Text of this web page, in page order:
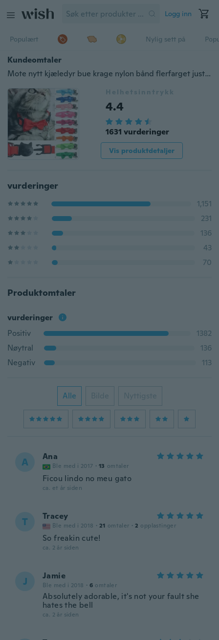
Logg inn
Populært Nylig sett på
Kundeomtaler
Mote nytt kjæledyr bue krage nylon bånd flerfarget justerbar med bjeller kjæledyr smykker katt krage sikkerhet spenne （9 farger）
Helhetsinntrykk
4.4
1631 vurderinger
Vis produktdetaljer
vurderinger
1,151
231
136
43
70
Produktomtaler
vurderinger
Positiv
1382
Nøytral
136
Negativ
113
Alle Bilde Nyttigste
A Ana
Ble med i 2017 · 13 omtaler
Ficou lindo no meu gato
ca. et år siden
T Tracey
Ble med i 2018 · 21 omtaler · 2 opplastinger
So freakin cute!
ca. 2 år siden
J Jamie
Ble med i 2018 · 6 omtaler
Absolutely adorable, it's not your fault she
hates the bell
ca. 2 år siden